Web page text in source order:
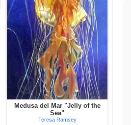
Medusa del Mar "Jelly of the
Sea"
Teresa Ramsey